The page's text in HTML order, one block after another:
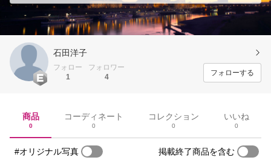
石田洋子
フォロー
1
フォロワー
4
フォローする
商品
0
コーディネート
0
コレクション
0
いいね
0
#オリジナル写真 掲載終了商品を含む